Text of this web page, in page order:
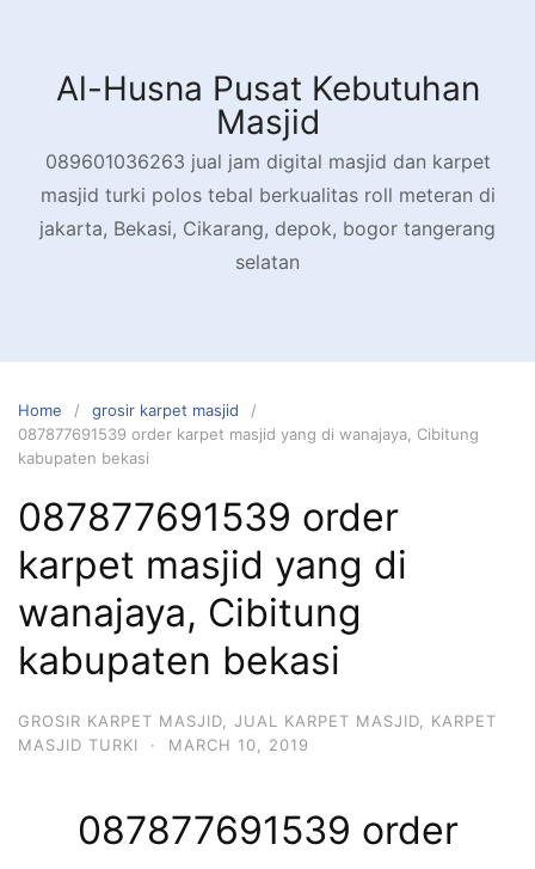
contentAl-Husna Pusat Kebutuhan
Masjid
089601036263 jual jam digital masjid dan karpet
masjid turki polos tebal berkualitas roll meteran di
jakarta, Bekasi, Cikarang, depok, bogor tangerang
selatan
Home
grosir karpet masjid
087877691539 order karpet masjid yang di wanajaya, Cibitung
kabupaten bekasi
087877691539 order
karpet masjid yang di
wanajaya, Cibitung
kabupaten bekasi
GROSIR KARPET MASJID JUAL KARPET MASJID
KARPET
MASJID TURKI
· MARCH 10, 2019
087877691539 order